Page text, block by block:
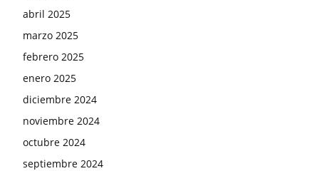
abril 2025
marzo 2025
febrero 2025
enero 2025
diciembre 2024
noviembre 2024
octubre 2024
septiembre 2024